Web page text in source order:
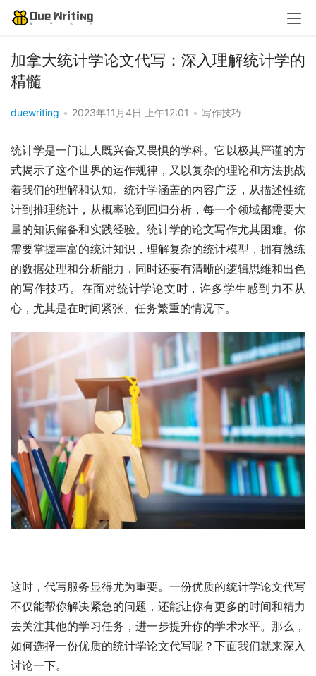
加拿大统计学论文代写：深入理解统计学的
精髓
duewriting • 2023年11月4日 上午12:01 • 写作技巧
统计学是一门让人既兴奋又畏惧的学科。它以极其严谨的方
式揭示了这个世界的运作规律，又以复杂的理论和方法挑战
着我们的理解和认知。统计学涵盖的内容广泛，从描述性统
计到推理统计，从概率论到回归分析，每一个领域都需要大
量的知识储备和实践经验。统计学的论文写作尤其困难。你
需要掌握丰富的统计知识，理解复杂的统计模型，拥有熟练
的数据处理和分析能力，同时还要有清晰的逻辑思维和出色
的写作技巧。在面对统计学论文时，许多学生感到力不从
心，尤其是在时间紧张、任务繁重的情况下。
这时，代写服务显得尤为重要。一份优质的统计学论文代写
不仅能帮你解决紧急的问题，还能让你有更多的时间和精力
去关注其他的学习任务，进一步提升你的学术水平。那么，
如何选择一份优质的统计学论文代写呢？下面我们就来深入
讨论一下。